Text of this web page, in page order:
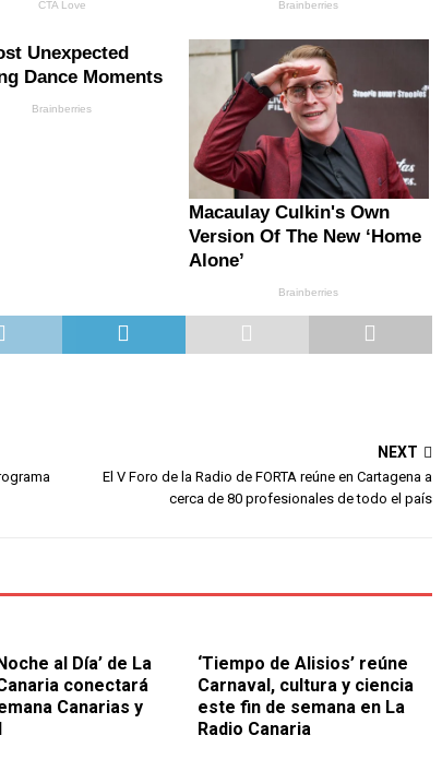
NEXT
El V Foro de la Radio de FORTA reúne en Cartagena a
cerca de 80 profesionales de todo el país
al Día’ de La
conectará
Canarias y
‘Tiempo de Alisios’ reúne
Carnaval, cultura y ciencia
este fin de semana en La
Radio Canaria